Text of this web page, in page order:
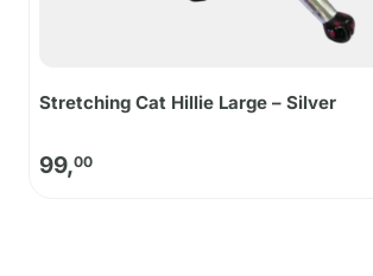
Stretching Cat Hillie Large – Silver
99,00